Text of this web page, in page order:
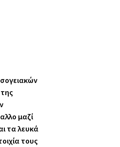
μαζί
τα λευκά
τους